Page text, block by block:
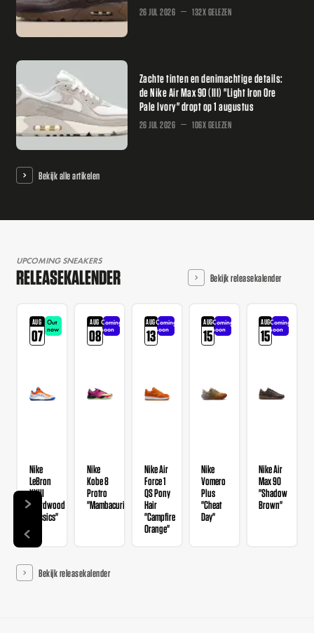
26 JUL 2026 132X GELEZEN
Zachte tinten en denimachtige details:
de Nike Air Max 90 (III) "Light Iron Ore
Pale Ivory" dropt op 1 augustus
26 JUL 2026 106X GELEZEN
Bekijk alle artikelen
UPCOMING SNEAKERS
RELEASEKALENDER Bekijk releasekalender
AUG
07
Out
now
Nike
LeBron
XXIII
"Hardwood
Classics"
AUG
08
Coming
soon
Nike
Kobe 8
Protro
"Mambacurial"
AUG
13
Coming
soon
Nike Air
Force 1
QS Pony
Hair
"Campfire
Orange"
AUG
15
Coming
soon
Nike
Vomero
Plus
"Cheat
Day"
AUG
15
Coming
soon
Nike Air
Max 90
"Shadow
Brown"
Bekijk releasekalender